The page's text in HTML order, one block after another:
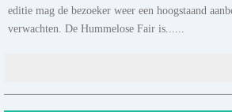
editie mag de bezoeker weer een hoogstaand
verwachten. De Hummelose Fair is......